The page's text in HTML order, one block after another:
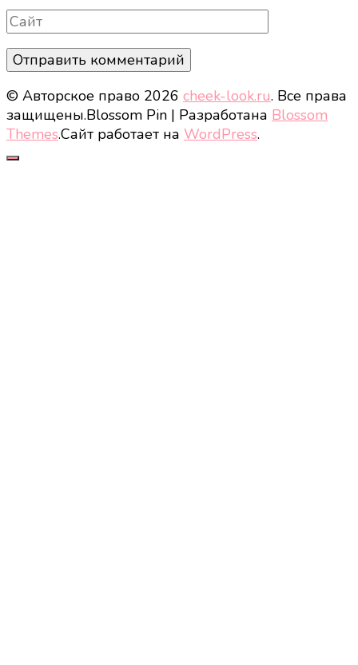
Сайт
© Авторское право 2026 cheek-look.ru. Все права
защищены.Blossom Pin | Разработана Blossom
Themes.Сайт работает на WordPress.